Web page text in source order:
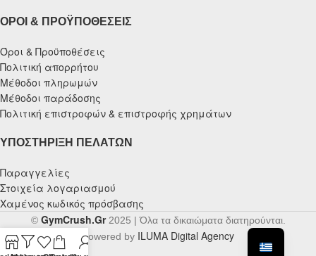
ΌΡΟΙ & ΠΡΟΫΠΟΘΈΣΕΙΣ
Όροι & Προϋποθέσεις
Πολιτική απορρήτου
Μέθοδοι πληρωμών
Μέθοδοι παράδοσης
Πολιτική επιστροφών & επιστροφής χρημάτων
ΥΠΟΣΤΉΡΙΞΗ ΠΕΛΑΤΏΝ
Παραγγελίες
Στοιχεία λογαριασμού
Χαμένος κωδικός πρόσβασης
© GymCrush.Gr2025 | Όλα τα δικαιώματα διατηρούνται.
Powered by ILUMA Digital Agency